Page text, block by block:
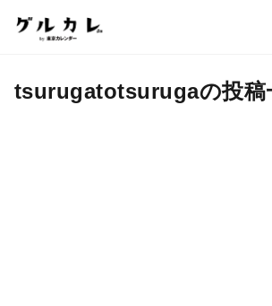
tsurugatotsurugaの投稿